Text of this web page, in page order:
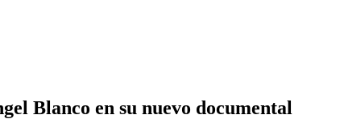
Blanco en su nuevo documental